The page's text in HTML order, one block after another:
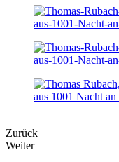
Zurück
Weiter